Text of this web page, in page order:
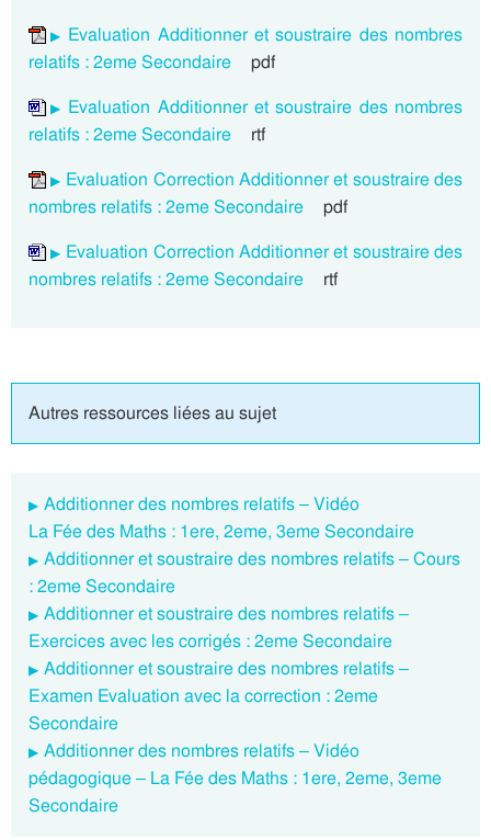
Evaluation Additionner et soustraire des nombres
relatifs : 2eme Secondaire
pdf
Evaluation Additionner et soustraire des nombres
relatifs : 2eme Secondaire
rtf
Evaluation Correction Additionner et soustraire des
nombres relatifs : 2eme Secondaire
pdf
Evaluation Correction Additionner et soustraire des
nombres relatifs : 2eme Secondaire
rtf
Autres ressources liées au sujet
Additionner des nombres relatifs – Vidéo
La Fée des Maths : 1ere, 2eme, 3eme Secondaire
Additionner et soustraire des nombres relatifs – Cours
: 2eme Secondaire
Additionner et soustraire des nombres relatifs –
Exercices avec les corrigés : 2eme Secondaire
Additionner et soustraire des nombres relatifs –
Examen Evaluation avec la correction : 2eme
Secondaire
Additionner des nombres relatifs – Vidéo
pédagogique – La Fée des Maths : 1ere, 2eme, 3eme
Secondaire